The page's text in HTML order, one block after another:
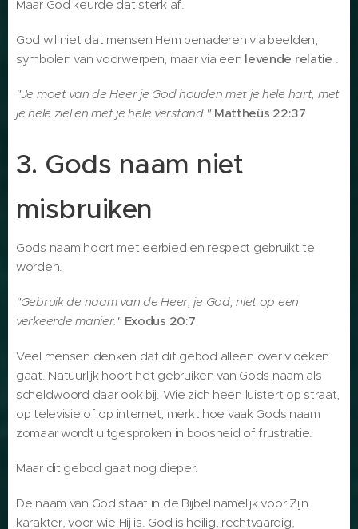
Maar God keurde dat sterk af.
God wil niet dat mensen Hem benaderen via beelden,
symbolen van voorwerpen, maar via een levende relatie .
"Je moet van de Heer je God houden met je hele hart, met
je hele ziel en met je hele verstand." Mattheüs 22:37
3. Gods naam niet
misbruiken
Gods naam hoort met eerbied en respect gebruikt te
worden.
"Gebruik de naam van de Heer, je God, niet op een
verkeerde manier." Exodus 20:7
Veel mensen denken dat dit gebod alleen over vloeken
gaat. Natuurlijk hoort het gebruiken van Gods naam als
scheldwoord daar ook bij. Wie zich heen luistert op straat,
op televisie of op internet, merkt hoe vaak Gods naam
zomaar wordt uitgesproken in boosheid of frustratie.
Maar dit gebod gaat nog dieper.
De naam van God staat in de Bijbel namelijk voor Zijn
karakter, voor wie Hij is. God is heilig, rechtvaardig,